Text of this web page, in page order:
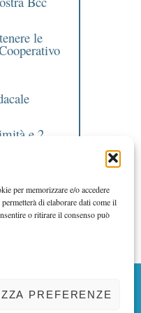
per memorizzare e/o accedere
di elaborare dati come il
o ritirare il consenso può
PREFERENZE
le
e 2
BACK TO TOP